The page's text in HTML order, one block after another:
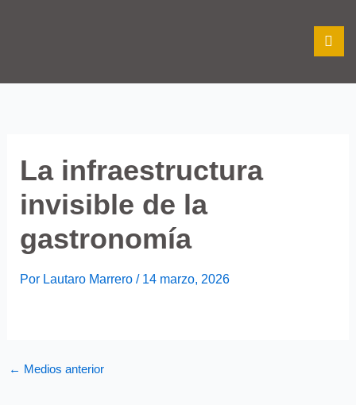
La infraestructura
invisible de la
gastronomía
Por Lautaro Marrero / 14 marzo, 2026
← Medios anterior